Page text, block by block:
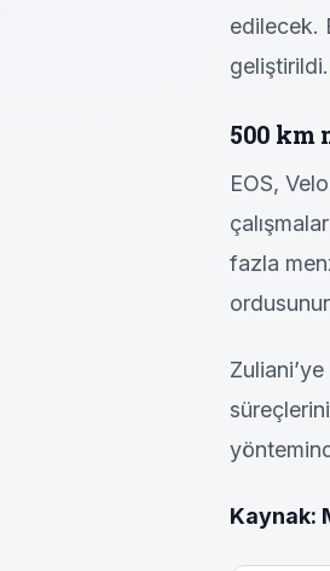
edilecek.
geliştirildi.
500 km
EOS,
fazla
Kaynak: